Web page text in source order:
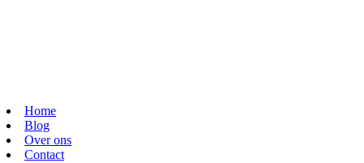
Home
Blog
Over ons
Contact